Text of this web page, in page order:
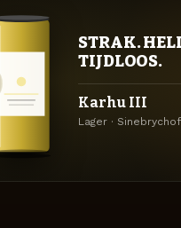
STRAK.
TIJDLOOS.
Karhu III
Lager ·